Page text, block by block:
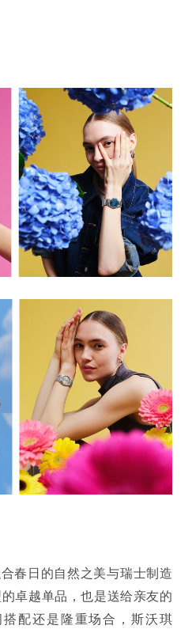
春日的自然之美与瑞士制造
卓越单品，也是送给亲友的
配还是隆重场合，斯沃琪